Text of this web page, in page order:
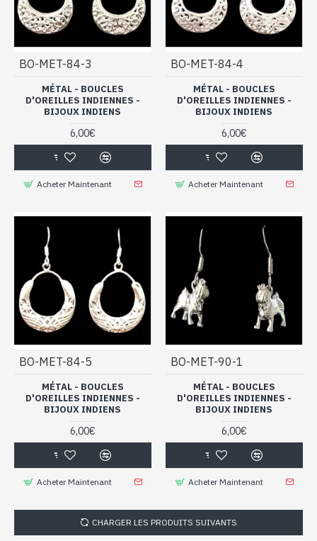
BO-MET-84-3
MÉTAL - BOUCLES
D'OREILLES INDIENNES -
BIJOUX INDIENS
6,00€
Acheter Maintenant
BO-MET-84-4
MÉTAL - BOUCLES
D'OREILLES INDIENNES -
BIJOUX INDIENS
6,00€
Acheter Maintenant
BO-MET-84-5
MÉTAL - BOUCLES
D'OREILLES INDIENNES -
BIJOUX INDIENS
6,00€
Acheter Maintenant
BO-MET-90-1
MÉTAL - BOUCLES
D'OREILLES INDIENNES -
BIJOUX INDIENS
6,00€
Acheter Maintenant
CHARGER LES PRODUITS SUIVANTS